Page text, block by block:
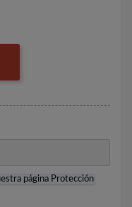
página Protección